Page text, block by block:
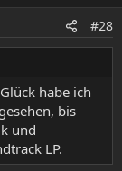
#28
habe ich
bis
und
LP.